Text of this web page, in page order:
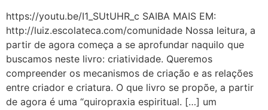
https://youtu.be/I1_SUtUHR_c SAIBA MAIS EM:
http://luiz.escolateca.com/comunidade Nossa leitura, a
partir de agora começa a se aprofundar naquilo que
buscamos neste livro: criatividade. Queremos
compreender os mecanismos de criação e as relações
entre criador e criatura. O que livro se propõe, a partir
de agora é uma “quiropraxia espiritual. […] um